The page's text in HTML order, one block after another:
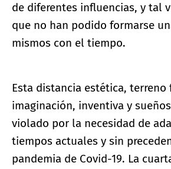
de diferentes influencias, y tal
que no han podido formarse
mismos con el tiempo.
Esta distancia estética, terreno
imaginación, inventiva y
violado por la necesidad de
tiempos actuales y sin
pandemia de Covid-19. La